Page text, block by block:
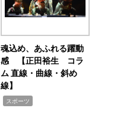
魂込め、あふれる躍動
感 【正田裕生 コラ
ム 直線・曲線・斜め
線】
スポーツ